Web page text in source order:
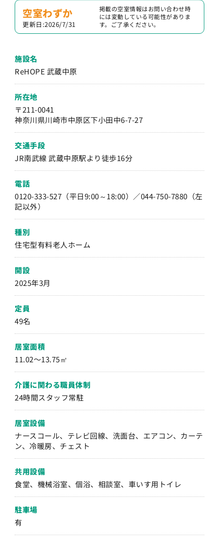
空室わずか
更新日:2026/7/31
掲載の空室情報はお問い合わせ時
には変動している可能性がありま
す。ご了承ください。
施設名
ReHOPE 武蔵中原
所在地
〒211-0041
神奈川県川崎市中原区下小田中6-7-27
交通手段
JR南武線 武蔵中原駅より徒歩16分
電話
0120-333-527（平日9:00～18:00）／044-750-7880（左
記以外）
種別
住宅型有料老人ホーム
開設
2025年3月
定員
49名
居室面積
11.02〜13.75㎡
介護に関わる職員体制
24時間スタッフ常駐
居室設備
ナースコール、テレビ回線、洗面台、エアコン、カーテ
ン、冷暖房、チェスト
共用設備
食堂、機械浴室、個浴、相談室、車いす用トイレ
駐車場
有